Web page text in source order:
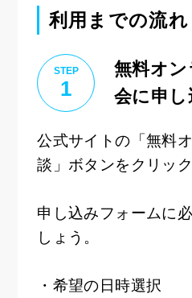
利用までの流れ
STEP
1
無料オ
会に申し
公式サイトの「無料
談」ボタンをクリッ
申し込みフォームに
しょう。
・希望の日時選択